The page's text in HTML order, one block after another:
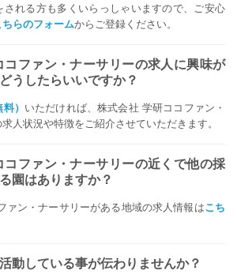
される方も多くいらっしゃいますので、ご安心
ちらのフォームからご登録ください。
コファン・ナーサリーの求人に興味が
うしたらいいですか？
） いただければ、株式会社 学研ココファン・
人状況や特徴をご紹介させていただきます。
コファン・ナーサリーの近くで他の採
園はありますか？
ァン・ナーサリーがある地域の求人情報はこち
動している事が伝わりませんか？